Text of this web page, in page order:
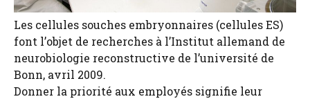
Les cellules souches embryonnaires (cellules ES)
font l’objet de recherches à l’Institut allemand de
neurobiologie reconstructive de l’université de
Bonn, avril 2009.
Donner la priorité aux employés signifie leur